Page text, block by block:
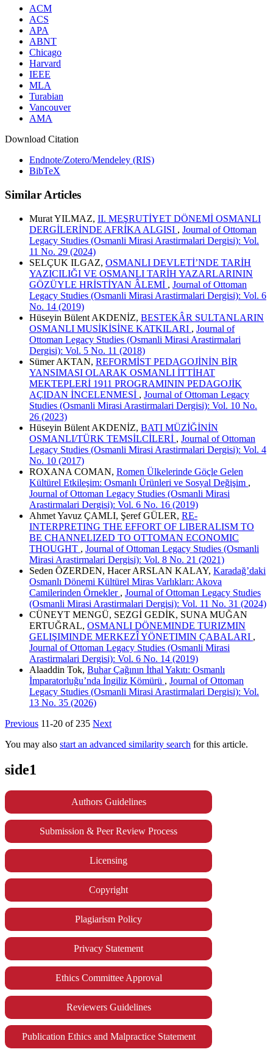
ACM
ACS
APA
ABNT
Chicago
Harvard
IEEE
MLA
Turabian
Vancouver
AMA
Download Citation
Endnote/Zotero/Mendeley (RIS)
BibTeX
Similar Articles
Murat YILMAZ, II. MEŞRUTİYET DÖNEMİ OSMANLI
DERGİLERİNDE AFRİKA ALGISI , Journal of Ottoman
Legacy Studies (Osmanli Mirasi Arastirmalari Dergisi): Vol.
11 No. 29 (2024)
SELÇUK ILGAZ, OSMANLI DEVLETİ’NDE TARİH
YAZICILIĞI VE OSMANLI TARİH YAZARLARININ
GÖZÜYLE HRİSTİYAN ÂLEMİ , Journal of Ottoman
Legacy Studies (Osmanli Mirasi Arastirmalari Dergisi): Vol. 6
No. 14 (2019)
Hüseyin Bülent AKDENİZ, BESTEKÂR SULTANLARIN
OSMANLI MUSİKİSİNE KATKILARI , Journal of
Ottoman Legacy Studies (Osmanli Mirasi Arastirmalari
Dergisi): Vol. 5 No. 11 (2018)
Sümer AKTAN, REFORMİST PEDAGOJİNİN BİR
YANSIMASI OLARAK OSMANLI İTTİHAT
MEKTEPLERİ 1911 PROGRAMININ PEDAGOJİK
AÇIDAN İNCELENMESİ , Journal of Ottoman Legacy
Studies (Osmanli Mirasi Arastirmalari Dergisi): Vol. 10 No.
26 (2023)
Hüseyin Bülent AKDENİZ, BATI MÜZİĞİNİN
OSMANLI/TÜRK TEMSİLCİLERİ , Journal of Ottoman
Legacy Studies (Osmanli Mirasi Arastirmalari Dergisi): Vol. 4
No. 10 (2017)
ROXANA COMAN, Romen Ülkelerinde Göçle Gelen
Kültürel Etkileşim: Osmanlı Ürünleri ve Sosyal Değişim ,
Journal of Ottoman Legacy Studies (Osmanli Mirasi
Arastirmalari Dergisi): Vol. 6 No. 16 (2019)
Ahmet Yavuz ÇAMLI, Şeref GÜLER, RE-
INTERPRETING THE EFFORT OF LIBERALISM TO
BE CHANNELIZED TO OTTOMAN ECONOMIC
THOUGHT , Journal of Ottoman Legacy Studies (Osmanli
Mirasi Arastirmalari Dergisi): Vol. 8 No. 21 (2021)
Seden ÖZERDEN, Hacer ARSLAN KALAY, Karadağ’daki
Osmanlı Dönemi Kültürel Miras Varlıkları: Akova
Camilerinden Örnekler , Journal of Ottoman Legacy Studies
(Osmanli Mirasi Arastirmalari Dergisi): Vol. 11 No. 31 (2024)
CÜNEYT MENGÜ, SEZGİ GEDİK, SUNA MUĞAN
ERTUĞRAL, OSMANLI DÖNEMINDE TURIZMIN
GELIŞIMINDE MERKEZÎ YÖNETIMIN ÇABALARI ,
Journal of Ottoman Legacy Studies (Osmanli Mirasi
Arastirmalari Dergisi): Vol. 6 No. 14 (2019)
Alaaddin Tok, Buhar Çağının İthal Yakıtı: Osmanlı
İmparatorluğu’nda İngiliz Kömürü , Journal of Ottoman
Legacy Studies (Osmanli Mirasi Arastirmalari Dergisi): Vol.
13 No. 35 (2026)
Previous 11-20 of 235 Next
You may also start an advanced similarity search for this article.
side1
Authors Guidelines
Submission & Peer Review Process
Licensing
Copyright
Plagiarism Policy
Privacy Statement
Ethics Committee Approval
Reviewers Guidelines
Publication Ethics and Malpractice Statement